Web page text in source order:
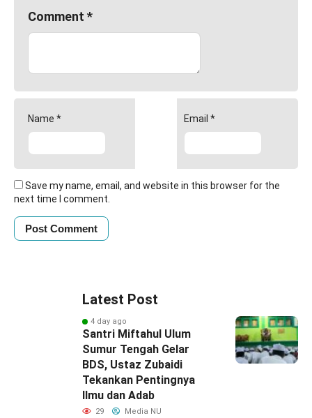
Comment *
Name * Email *
Save my name, email, and website in this browser for the
next time I comment.
Latest Post
4 day ago
Santri Miftahul Ulum
Sumur Tengah Gelar
BDS, Ustaz Zubaidi
Tekankan Pentingnya
Ilmu dan Adab
29 Media NU